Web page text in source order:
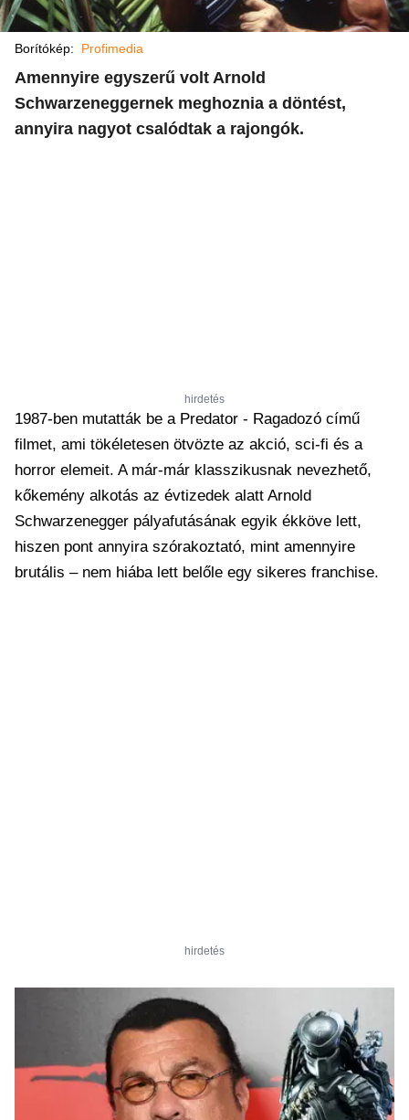
Borítókép: Profimedia
Amennyire egyszerű volt Arnold
Schwarzeneggernek meghoznia a döntést,
annyira nagyot csalódtak a rajongók.
hirdetés
1987-ben mutatták be a Predator - Ragadozó című
filmet, ami tökéletesen ötvözte az akció, sci-fi és a
horror elemeit. A már-már klasszikusnak nevezhető,
kőkemény alkotás az évtizedek alatt Arnold
Schwarzenegger pályafutásának egyik ékköve lett,
hiszen pont annyira szórakoztató, mint amennyire
brutális – nem hiába lett belőle egy sikeres franchise.
hirdetés